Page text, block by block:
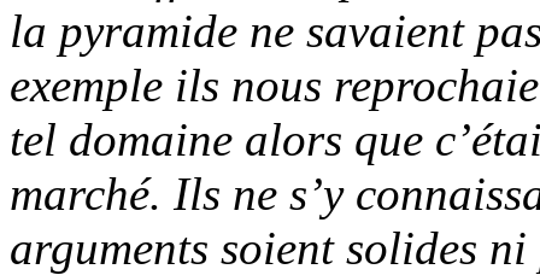
la pyramide ne savaient
exemple ils nous
tel domaine alors que
marché. Ils ne s’y
arguments soient solides